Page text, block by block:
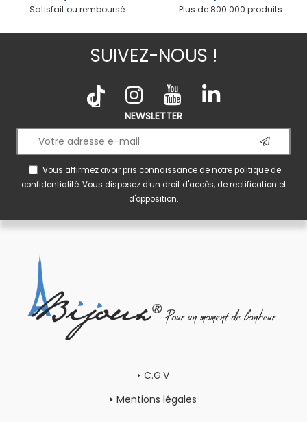
Satisfait ou remboursé Plus de 800.000 produits
SUIVEZ-NOUS !
NEWSLETTER
Vous affirmez avoir pris connaissance de notrepolitique de
confidentialité. Vous disposez d'un droit d'accès, de rectification et
d'opposition.
C.G.V
Mentions légales